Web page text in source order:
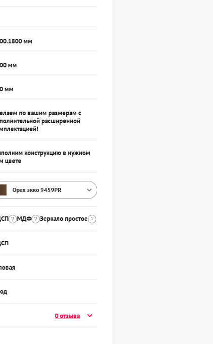
мм
мм
мм
по вашим размерам с
расширенной
конструкцию в нужном
цвете
Орех экко 9459PR
МДФ Зеркало простое
0 отзыва